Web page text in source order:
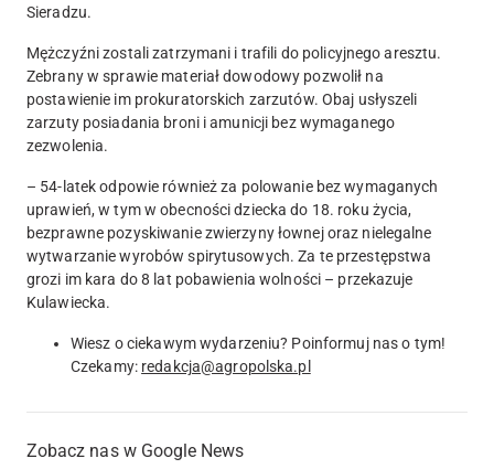
Sieradzu.
Mężczyźni zostali zatrzymani i trafili do policyjnego aresztu.
Zebrany w sprawie materiał dowodowy pozwolił na
postawienie im prokuratorskich zarzutów. Obaj usłyszeli
zarzuty posiadania broni i amunicji bez wymaganego
zezwolenia.
– 54-latek odpowie również za polowanie bez wymaganych
uprawień, w tym w obecności dziecka do 18. roku życia,
bezprawne pozyskiwanie zwierzyny łownej oraz nielegalne
wytwarzanie wyrobów spirytusowych. Za te przestępstwa
grozi im kara do 8 lat pobawienia wolności – przekazuje
Kulawiecka.
Wiesz o ciekawym wydarzeniu? Poinformuj nas o tym!
Czekamy: redakcja@agropolska.pl
Zobacz nas w Google News